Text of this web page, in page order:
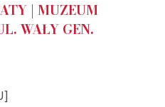
| MUZEUM
WAŁY GEN.